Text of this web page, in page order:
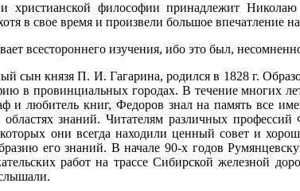
христианской философии принадлежит
в свое время и произвели большое впечатление
всестороннего изучения, ибо это был,
сын князя П. И. Гагарина, родился в 1828 г.
в провинциальных городах. В течение многих
и любитель книг, Федоров знал на память все
знаний. Читателям различных
которых они всегда находили ценный совет и
его знаний. В начале 90-х годов
работ на трассе Сибирской железной